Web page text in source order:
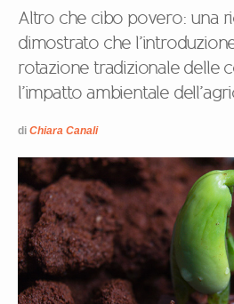
Altro che cibo povero: una
dimostrato che
rotazione tradizionale delle
l’impatto ambientale
di Chiara Canali